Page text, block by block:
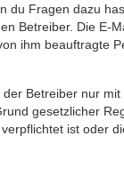
du Fragen dazu
Betreiber. Die E-
ihm beauftragte
Betreiber nur
gesetzlicher
ist oder